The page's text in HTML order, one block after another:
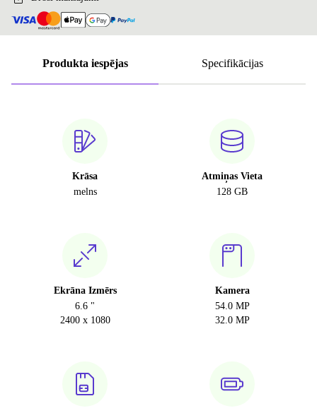
Produkta iespējas Specifikācijas
Krāsa
melns
Atmiņas Vieta
128 GB
Ekrāna Izmērs
6.6 "
2400 x 1080
Kamera
54.0 MP
32.0 MP